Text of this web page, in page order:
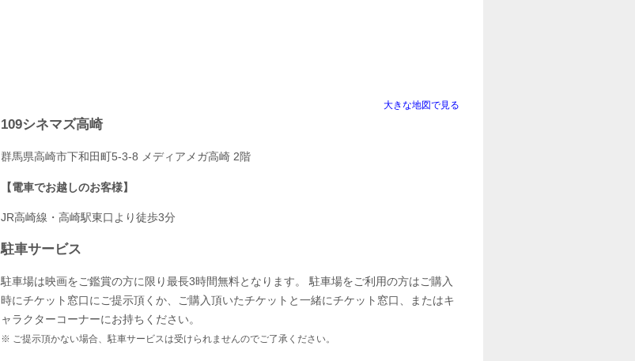
大きな地図で見る
109シネマズ高崎
群馬県高崎市下和田町5-3-8 メディアメガ高崎 2階
【電車でお越しのお客様】
JR高崎線・高崎駅東口より徒歩3分
駐車サービス
駐車場は映画をご鑑賞の方に限り最長3時間無料となります。 駐車場をご利用の方はご購入
時にチケット窓口にご提示頂くか、ご購入頂いたチケットと一緒にチケット窓口、またはキ
ャラクターコーナーにお持ちください。
※ ご提示頂かない場合、駐車サービスは受けられませんのでご了承ください。